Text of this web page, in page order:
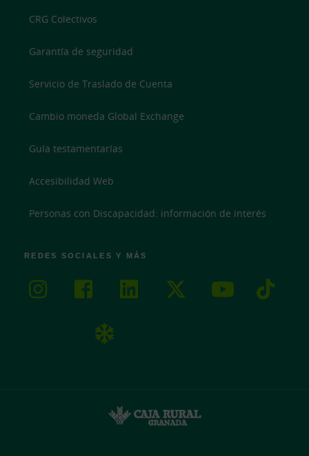
CRG Colectivos
Garantía de seguridad
Servicio de Traslado de Cuenta
Cambio moneda Global Exchange
Guía testamentarías
Accesibilidad Web
Personas con Discapacidad: información de interés
REDES SOCIALES Y MÁS